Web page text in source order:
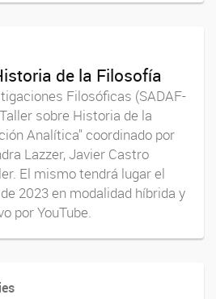
de la Filosofía
Filosóficas (SADAF-
sobre Historia de la
Analítica" coordinado por
Lazzer, Javier Castro
El mismo tendrá lugar el
2023 en modalidad híbrida y
por YouTube.